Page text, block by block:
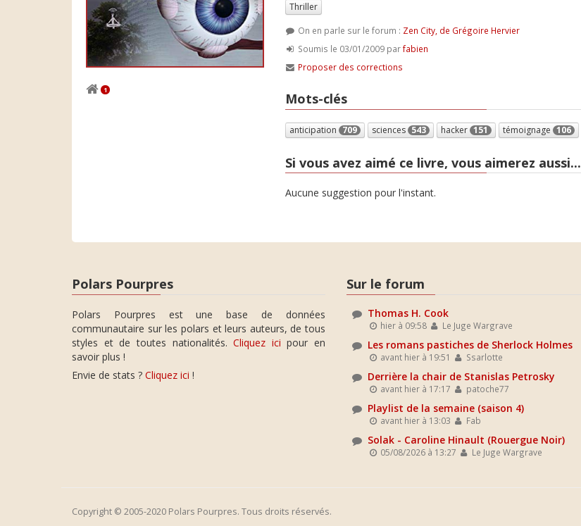
1
Thriller
On en parle sur le forum : Zen City, de Grégoire Hervier
Soumis le 03/01/2009 parfabien
Proposer des corrections
Mots-clés
anticipation 709 sciences 543 hacker 151 témoignage 106
Si vous avez aimé ce livre, vous aimerez aussi...
Aucune suggestion pour l'instant.
Polars Pourpres
Polars Pourpres est une base de données
communautaire sur les polars et leurs auteurs, de tous
styles et de toutes nationalités.Cliquez ici pour en
savoir plus !
Envie de stats ? Cliquez ici !
Sur le forum
Thomas H. Cook
hier à 09:58 Le Juge Wargrave
Les romans pastiches de Sherlock Holmes
avant hier à 19:51 Ssarlotte
Derrière la chair de Stanislas Petrosky
avant hier à 17:17 patoche77
Playlist de la semaine (saison 4)
avant hier à 13:03 Fab
Solak - Caroline Hinault (Rouergue Noir)
05/08/2026 à 13:27 Le Juge Wargrave
Copyright © 2005-2020 Polars Pourpres. Tous droits réservés.